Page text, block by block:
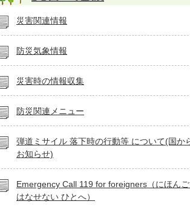
災害関連情報
防災気象情報
災害時の情報収集
防災関連メニュー
弾道ミサイル 落下時の行動等 について(国か
お知らせ)
Emergency Call 119 for foreigners（にほん
はなせない ひとへ）